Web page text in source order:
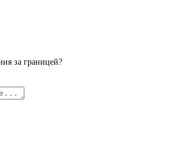
за границей?